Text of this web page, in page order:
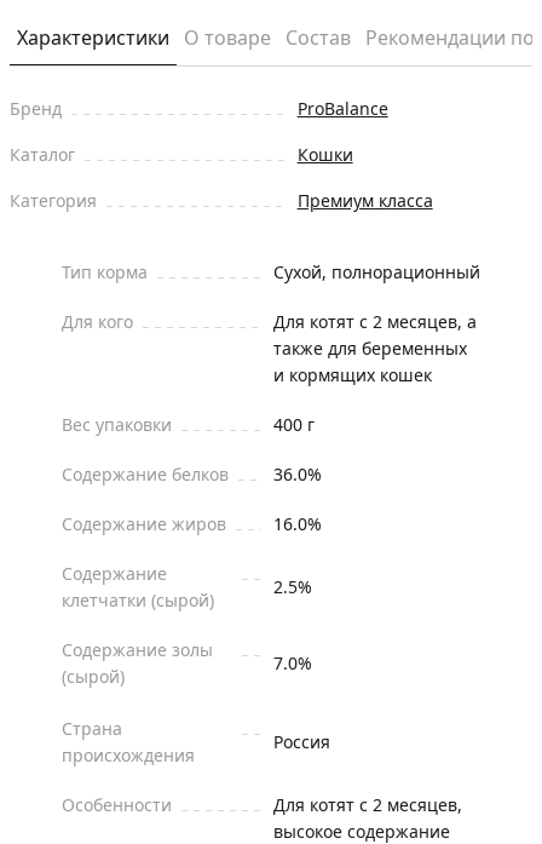
Характеристики О товаре Состав Рекомендации
Бренд
ProBalance
Каталог
Кошки
Категория
Премиум класса
Тип корма Сухой, полнорационный
Для кого
Для котят с 2 месяцев, а
также для беременных
и кормящих кошек
Вес упаковки 400 г
Содержание белков 36.0%
Содержание жиров 16.0%
Содержание
клетчатки (сырой)
2.5%
Содержание золы
(сырой)
7.0%
Страна
происхождения
Россия
Особенности
Для котят с 2 месяцев,
высокое содержание